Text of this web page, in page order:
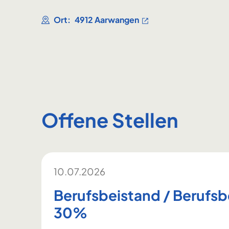
Ort: 4912 Aarwangen
Offene Stellen
10.07.2026
Berufsbeistand /
30%